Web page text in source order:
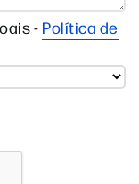
- Política de